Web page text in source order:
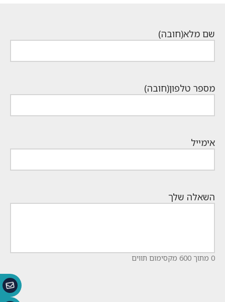
שם מלא(חובה)
מספר טלפון(חובה)
אימייל
השאלה שלך
0 מתוך 600 מקסימום תווים